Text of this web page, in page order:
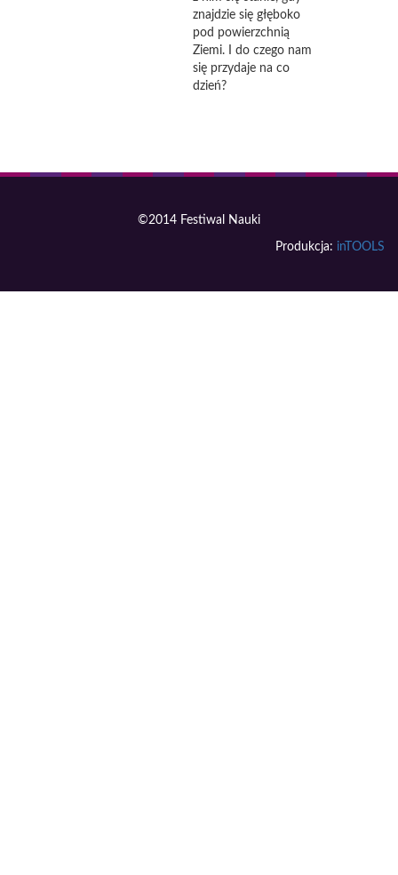
znajdzie się głęboko
pod powierzchnią
Ziemi. I do czego nam
się przydaje na co
dzień?
©2014 Festiwal Nauki
Produkcja: inTOOLS